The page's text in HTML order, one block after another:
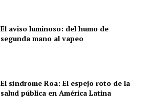
El aviso luminoso: del humo de
segunda mano al vapeo
El síndrome Roa: El espejo roto de la
salud pública en América Latina